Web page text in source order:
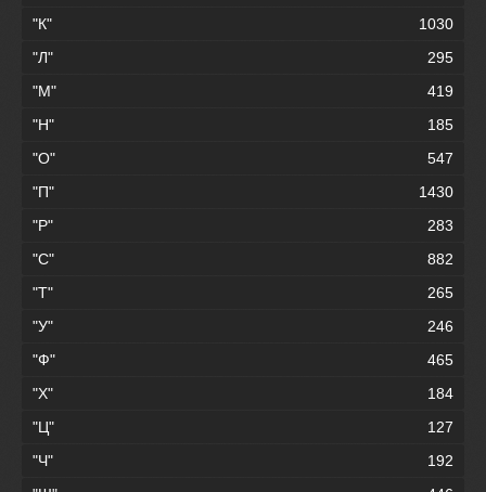
"К"
1030
"Л"
295
"М"
419
"Н"
185
"О"
547
"П"
1430
"Р"
283
"С"
882
"Т"
265
"У"
246
"Ф"
465
"Х"
184
"Ц"
127
"Ч"
192